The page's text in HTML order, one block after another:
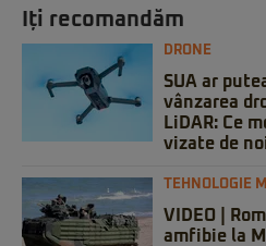
Iți recomandăm
DRONE
SUA ar
vânzarea
LiDAR: Ce
vizate de
TEHNOLOGIE
VIDEO |
amfibie la